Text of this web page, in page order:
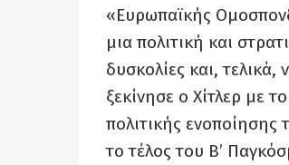
«Ευρωπαϊκής
μια πολιτική και
δυσκολίες και,
ξεκίνησε ο Χίτλερ με
πολιτικής
το τέλος του Β’